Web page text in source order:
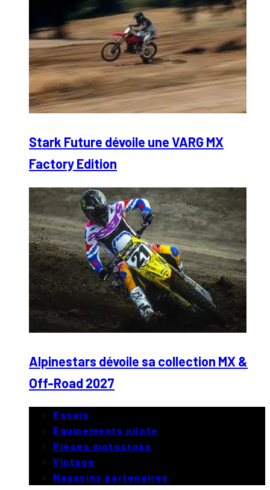
Stark Future dévoile une VARG MX
Factory Edition
Alpinestars dévoile sa collection MX &
Off-Road 2027
Essais
Équipements pilote
Pièces motocross
Vintage
Magasins partenaires